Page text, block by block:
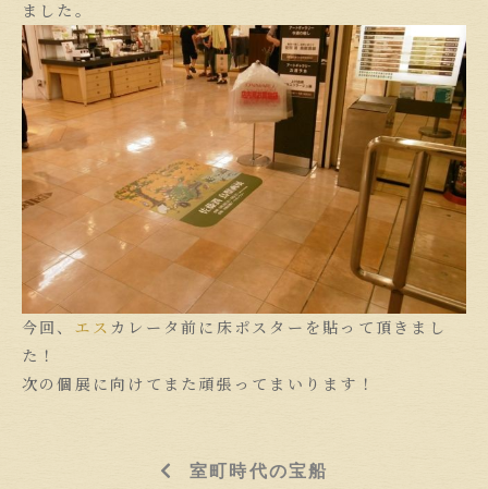
ました。
今回、 エス カレータ前に床ポスターを貼って頂きまし
た！
次の個展に向けてまた頑張ってまいります！
室町時代の宝船